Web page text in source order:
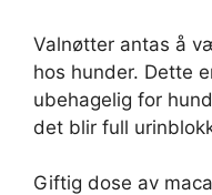
Valnøtter antas å
hos hunder. Dette
ubehagelig for
det blir full
Giftig dose av